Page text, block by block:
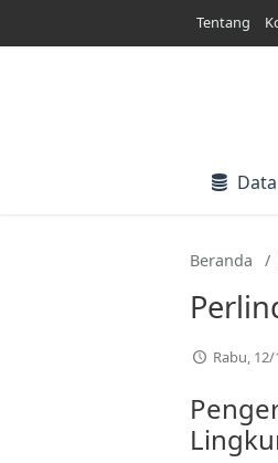
Tentang
Data
Beranda
Rabu,